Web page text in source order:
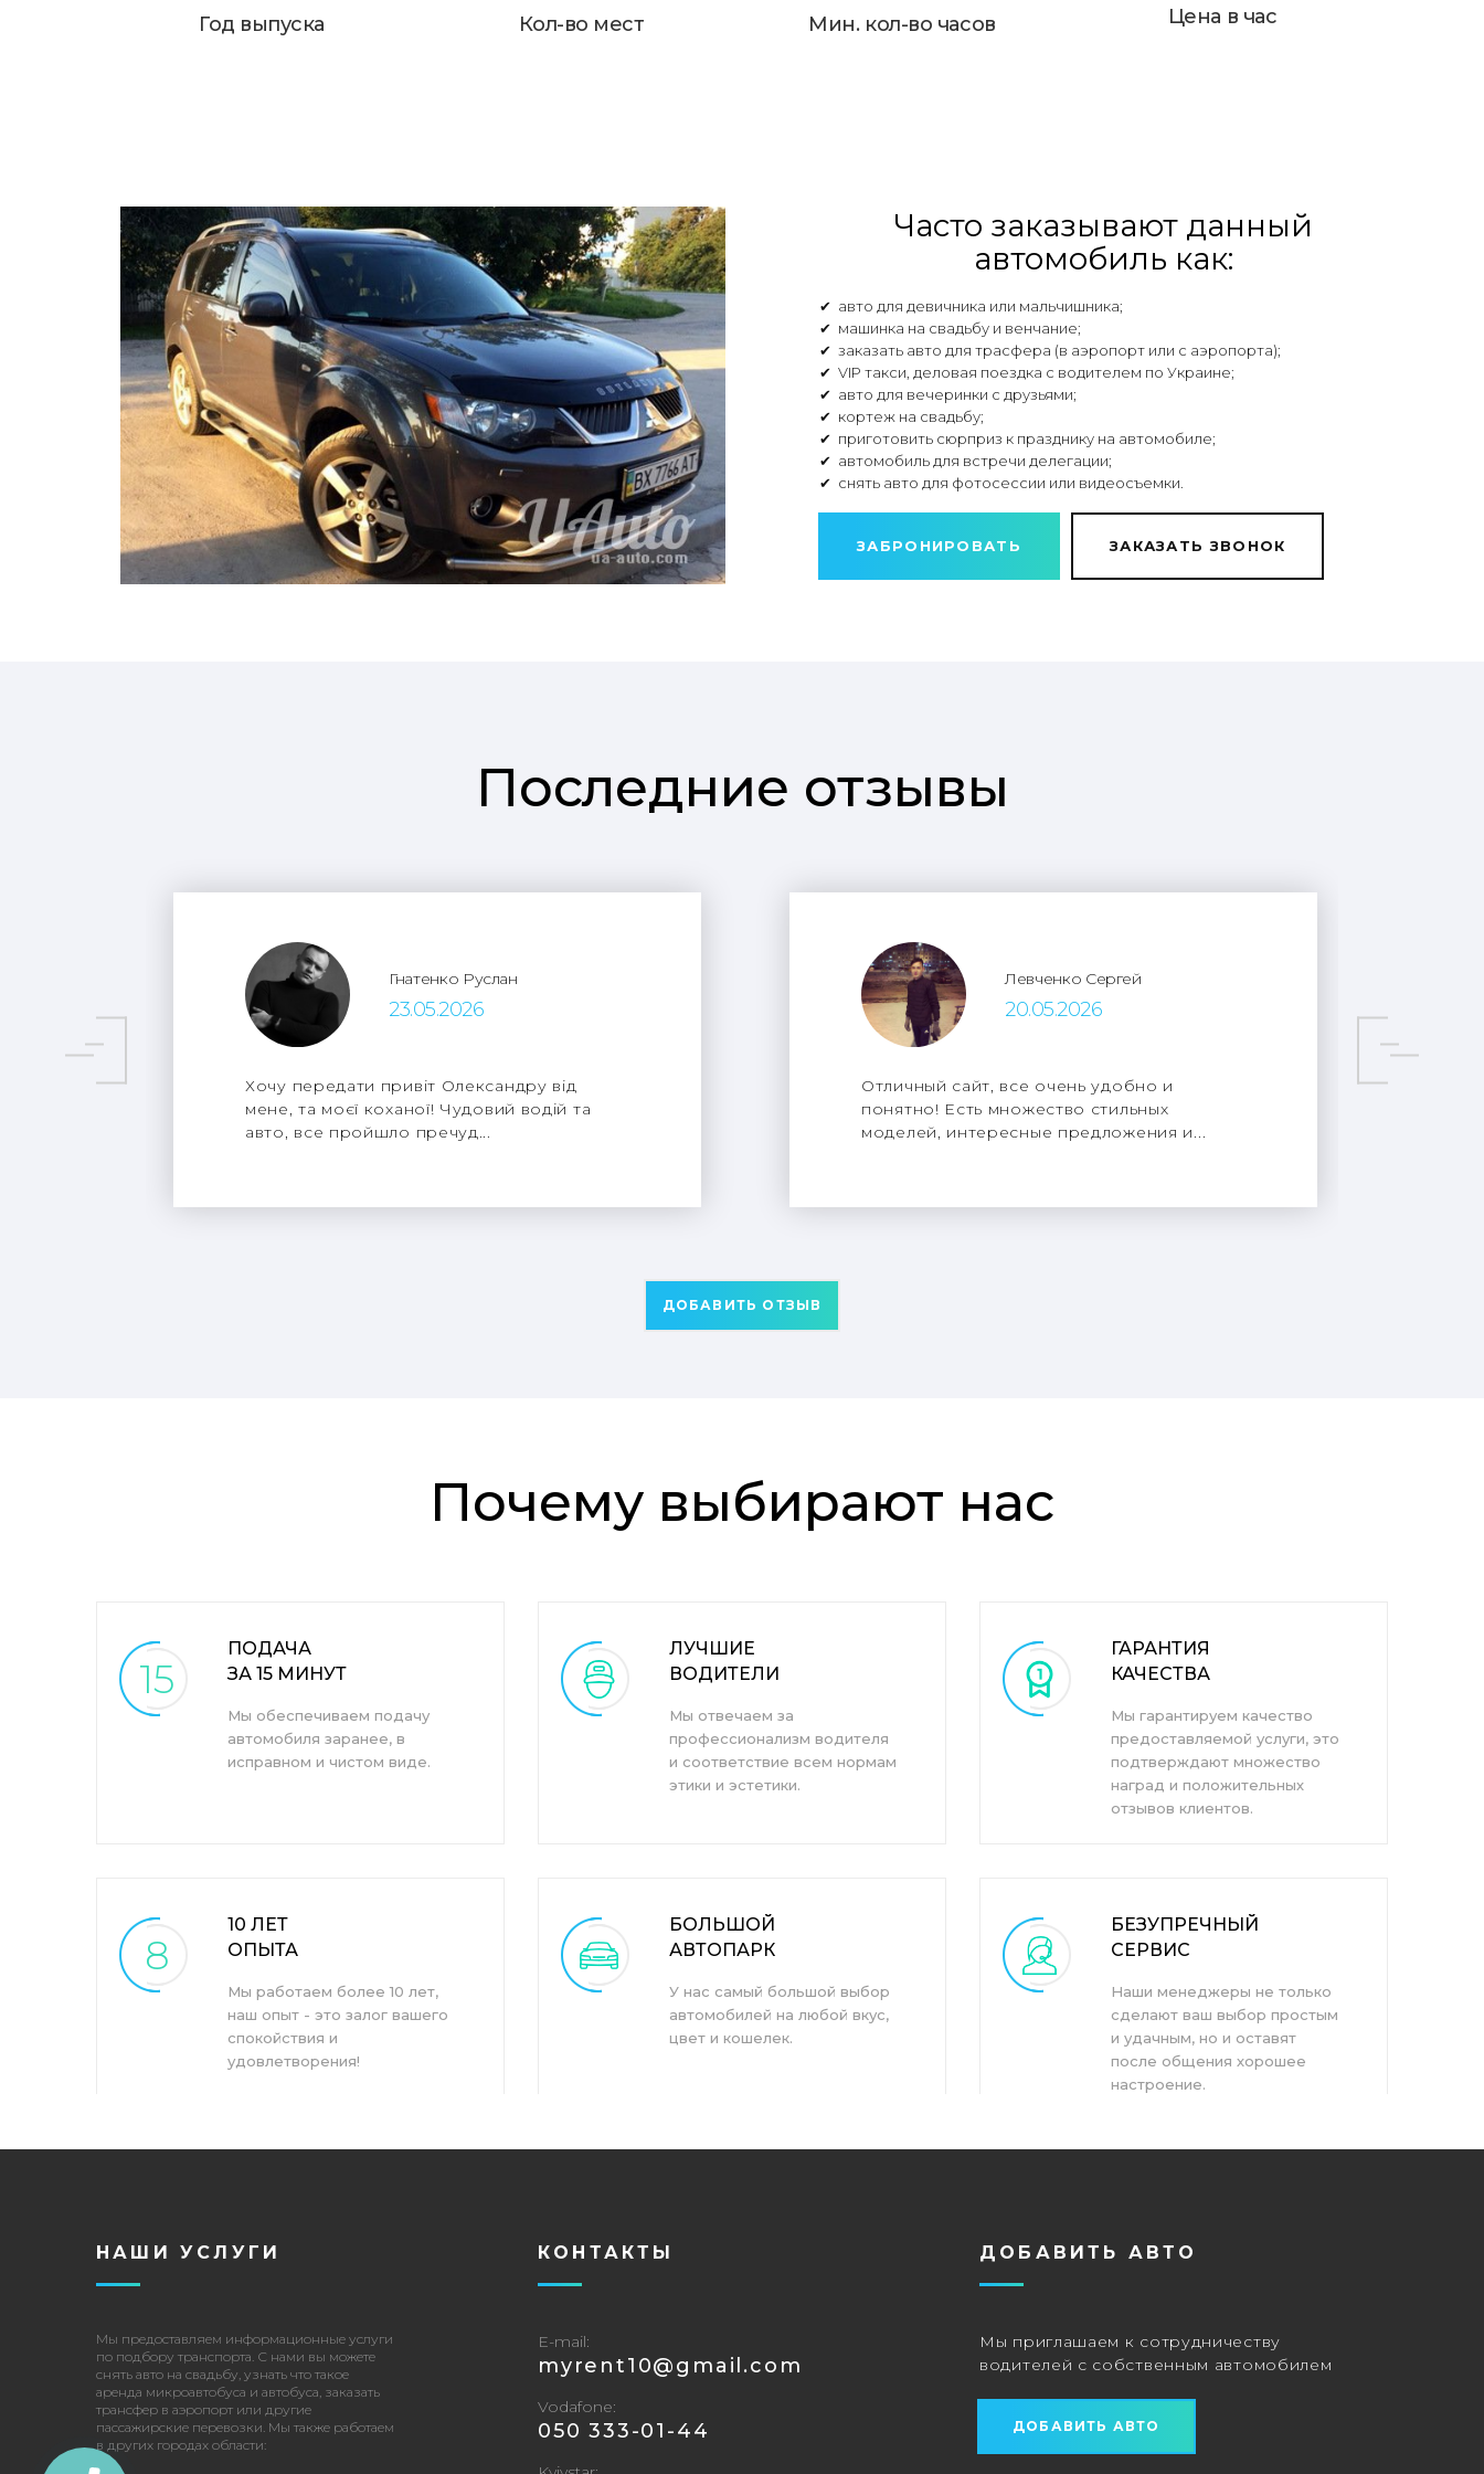
Год выпуска Кол-во мест Мин. кол-во часов Цена в час
Часто заказывают данный
автомобиль как:
✔ авто для девичника или мальчишника;
✔ машинка на свадьбу и венчание;
✔ заказать авто для трасфера (в аэропорт или с аэропорта);
✔ VIP такси, деловая поездка с водителем по Украине;
✔ авто для вечеринки с друзьями;
✔ кортеж на свадьбу;
✔ приготовить сюрприз к празднику на автомобиле;
✔ автомобиль для встречи делегации;
✔ снять авто для фотосессии или видеосъемки.
ЗАБРОНИРОВАТЬ ЗАКАЗАТЬ ЗВОНОК
Последние отзывы
Гнатенко Руслан
23.05.2026
Хочу передати привіт Олександру від
мене, та моєї коханої! Чудовий водій та
авто, все пройшло пречуд...
Левченко Сергей
20.05.2026
Отличный сайт, все очень удобно и
понятно! Есть множество стильных
моделей, интересные предложения и...
ДОБАВИТЬ ОТЗЫВ
Почему выбирают нас
15
ПОДАЧА
ЗА 15 МИНУТ
Мы обеспечиваем подачу
автомобиля заранее, в
исправном и чистом виде.
ЛУЧШИЕ
ВОДИТЕЛИ
Мы отвечаем за
профессионализм водителя
и соответствие всем нормам
этики и эстетики.
ГАРАНТИЯ
КАЧЕСТВА
Мы гарантируем качество
предоставляемой услуги, это
подтверждают множество
наград и положительных
отзывов клиентов.
8
10 ЛЕТ
ОПЫТА
Мы работаем более 10 лет,
наш опыт - это залог вашего
спокойствия и
удовлетворения!
БОЛЬШОЙ
АВТОПАРК
У нас самый большой выбор
автомобилей на любой вкус,
цвет и кошелек.
БЕЗУПРЕЧНЫЙ
СЕРВИС
Наши менеджеры не только
сделают ваш выбор простым
и удачным, но и оставят
после общения хорошее
настроение.
НАШИ УСЛУГИ
Мы предоставляем информационные услуги
по подбору транспорта. С нами вы можете
снять авто на свадьбу, узнать что такое
аренда микроавтобуса и автобуса, заказать
трансфер в аэропорт или другие
пассажирские перевозки. Мы также работаем
в других городах области:
КОНТАКТЫ
E-mail
‎myrent10@gmail.com
Vodafone
‎050 333-01-44
ДОБАВИТЬ АВТО
Мы приглашаем к сотрудничеству
водителей с собственным автомобилем
ДОБАВИТЬ АВТО